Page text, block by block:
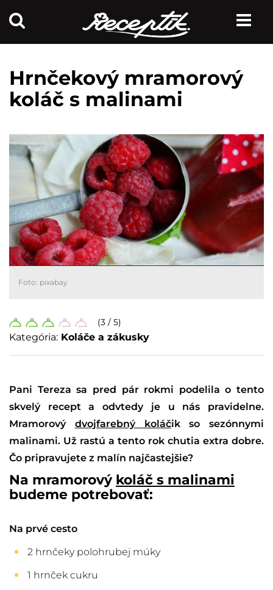
Hrnčekový mramorový
koláč s malinami
Foto: pixabay
(3 / 5)
Kategória: Koláče a zákusky
Pani Tereza sa pred pár rokmi podelila o tento
skvelý recept a odvtedy je u nás pravidelne.
Mramorový dvojfarebný koláčik so sezónnymi
malinami. Už rastú a tento rok chutia extra dobre.
Čo pripravujete z malín najčastejšie?
Na mramorový koláč s malinami
budeme potrebovať:
Na prvé cesto
2 hrnčeky polohrubej múky
1 hrnček cukru